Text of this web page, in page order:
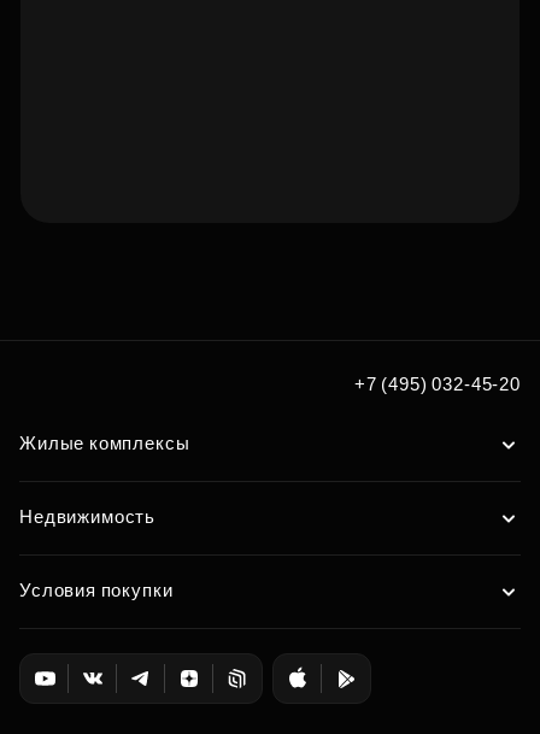
+7 (495) 032-45-20
Жилые комплексы
Недвижимость
Условия покупки